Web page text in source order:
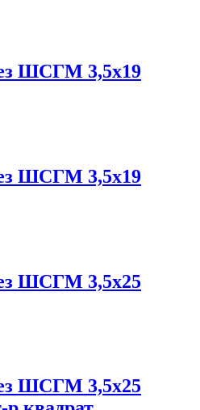
ШСГМ 3,5х19
ШСГМ 3,5х19
ШСГМ 3,5х25
ШСГМ 3,5х25